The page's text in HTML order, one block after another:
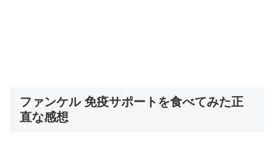
ファンケル 免疫サポートを食べてみた正
直な感想